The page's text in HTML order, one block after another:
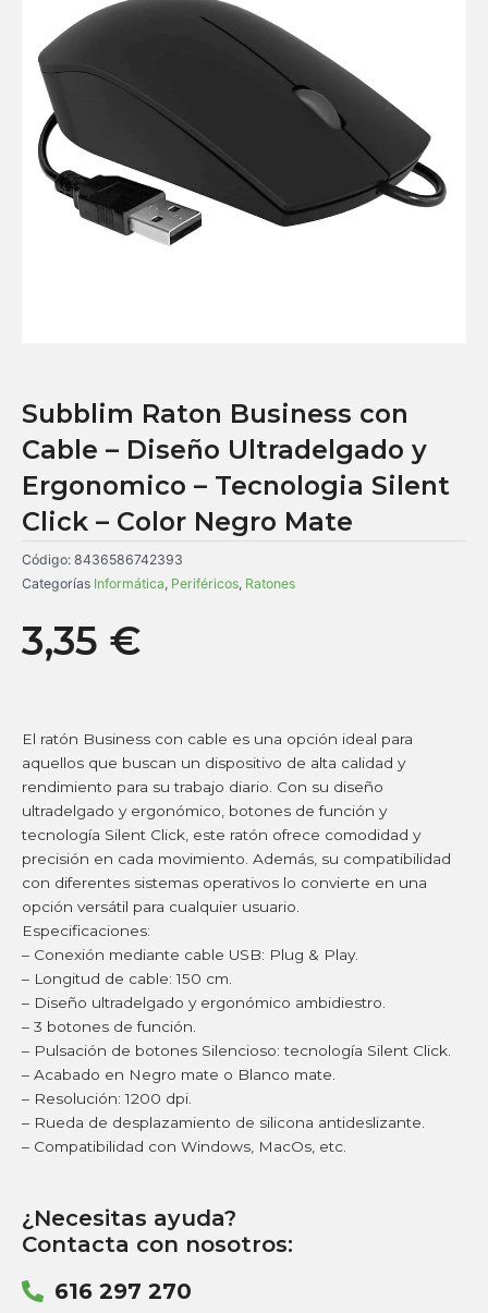
Subblim Raton Business con
Cable – Diseño Ultradelgado y
Ergonomico – Tecnologia Silent
Click – Color Negro Mate
Código: 8436586742393
Categorías Informática, Periféricos, Ratones
3,35 €
El ratón Business con cable es una opción ideal para
aquellos que buscan un dispositivo de alta calidad y
rendimiento para su trabajo diario. Con su diseño
ultradelgado y ergonómico, botones de función y
tecnología Silent Click, este ratón ofrece comodidad y
precisión en cada movimiento. Además, su compatibilidad
con diferentes sistemas operativos lo convierte en una
opción versátil para cualquier usuario.
Especificaciones:
– Conexión mediante cable USB: Plug & Play.
– Longitud de cable: 150 cm.
– Diseño ultradelgado y ergonómico ambidiestro.
– 3 botones de función.
– Pulsación de botones Silencioso: tecnología Silent Click.
– Acabado en Negro mate o Blanco mate.
– Resolución: 1200 dpi.
– Rueda de desplazamiento de silicona antideslizante.
– Compatibilidad con Windows, MacOs, etc.
¿Necesitas ayuda?
Contacta con nosotros:
616 297 270